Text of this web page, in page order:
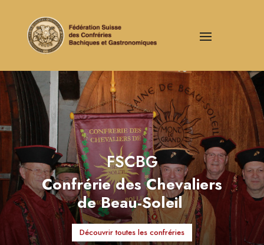
FSCBG
Confrérie des Chevaliers
de Beau-Soleil
Découvrir toutes les confréries